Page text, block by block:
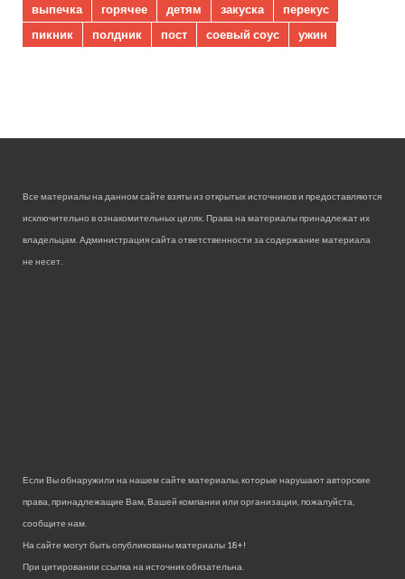
выпечка
горячее детям закуска
перекус
пикник
полдник пост соевый соус ужин
Все материалы на данном сайте взяты из открытых источников и предоставляются
исключительно в ознакомительных целях. Права на материалы принадлежат их
владельцам. Администрация сайта ответственности за содержание материала
не несет.
Если Вы обнаружили на нашем сайте материалы, которые нарушают авторские
права, принадлежащие Вам, Вашей компании или организации, пожалуйста,
сообщите нам.
На сайте могут быть опубликованы материалы 18+!
При цитировании ссылка на источник обязательна.